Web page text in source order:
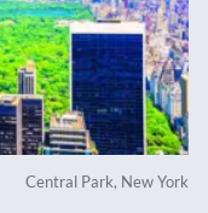
Central Park, New York